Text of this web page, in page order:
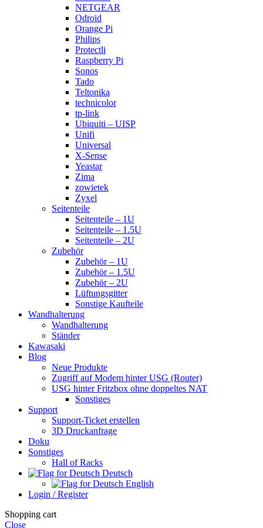
NETGEAR
Odroid
Orange Pi
Philips
Protectli
Raspberry Pi
Sonos
Tado
Teltonika
technicolor
tp-link
Ubiquiti – UISP
Unifi
Universal
X-Sense
Yeastar
Zima
zowietek
Zyxel
Seitenteile
Seitenteile – 1U
Seitenteile – 1.5U
Seitenteile – 2U
Zubehör
Zubehör – 1U
Zubehör – 1.5U
Zubehör – 2U
Lüftungsgitter
Sonstige Kaufteile
Wandhalterung
Wandhalterung
Ständer
Kawasaki
Blog
Neue Produkte
Zugriff auf Modem hinter USG (Router)
USG hinter Fritzbox ohne doppeltes NAT
Sonstiges
Support
Support-Ticket erstellen
3D Druckanfrage
Doku
Sonstiges
Hall of Racks
Deutsch
English
Login / Register
Shopping cart
Close